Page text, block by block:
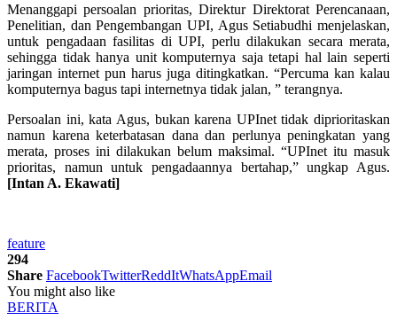
Menanggapi persoalan prioritas, Direktur Direktorat Perencanaan,
Penelitian, dan Pengembangan UPI, Agus Setiabudhi menjelaskan,
untuk pengadaan fasilitas di UPI, perlu dilakukan secara merata,
sehingga tidak hanya unit komputernya saja tetapi hal lain seperti
jaringan internet pun harus juga ditingkatkan. “Percuma kan kalau
komputernya bagus tapi internetnya tidak jalan, ” terangnya.
Persoalan ini, kata Agus, bukan karena UPInet tidak diprioritaskan
namun karena keterbatasan dana dan perlunya peningkatan yang
merata, proses ini dilakukan belum maksimal. “UPInet itu masuk
prioritas, namun untuk pengadaannya bertahap,” ungkap Agus.
[Intan A. Ekawati]
feature
294
Share FacebookTwitterReddItWhatsAppEmail
You might also like
BERITA